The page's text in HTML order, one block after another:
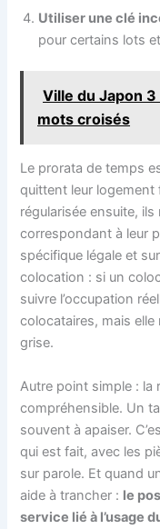
Utiliser une clé
pour certains lots
Ville du Japon
mots croisés
Le prorata de temps
quittent leur logement
régularisée ensuite,
correspondant à leur
spécifique légale et
colocation : si un
suivre l’occupation
colocataires, mais
grise.
Autre point simple : la
compréhensible. Un
souvent à apaiser.
qui est fait, avec les
sur parole. Et quand
aide à trancher : le
service lié à l’usage